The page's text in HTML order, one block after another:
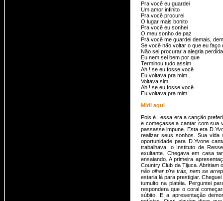
Pra você eu guardei
Um amor infinito
Pra você procurei
O lugar mais bonito
Pra você eu sonhei
O meu sonho de paz
Prá você me guardei demais,
Se você não voltar o que eu faço
Não sei procurar a alegria perdida
Eu nem sei bem por que
Terminou tudo assim
Ah ! se eu fosse você
Eu voltava pra mim...
Voltava sim
Ah ! se eu fosse você
Eu voltava pra mim...
Midi aqui
Pois é.. essa era a canção
e começasse a cantar com sua
passasse impune. Esta era
realizar seus sonhos. Sua
oportunidade para D.Yvone
trabalhava, o Instituto de
exultante. Chegava em casa
ensaiando. A primeira
Country Club da Tijuca. Abririam
não olhar p'ra trás, nem se
estaria lá para prestigiar.
tumulto na platéia. Perguntei
respondera que o coral
súbito. E a apresentação